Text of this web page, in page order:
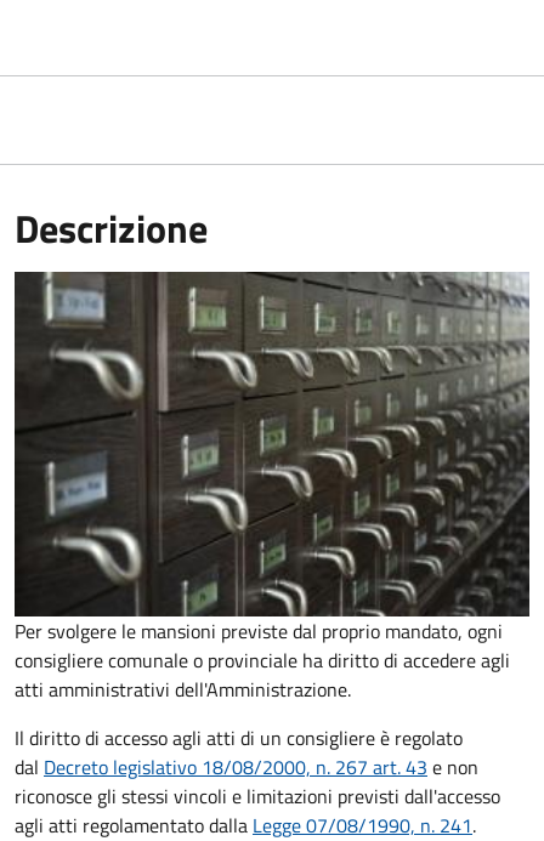
Descrizione
Per svolgere le mansioni previste dal proprio mandato, ogni
consigliere comunale o provinciale ha diritto di accedere agli
atti amministrativi dell'Amministrazione.
Il diritto di accesso agli atti di un consigliere è regolato
dal Decreto legislativo 18/08/2000, n. 267 art. 43 e non
riconosce gli stessi vincoli e limitazioni previsti dall'accesso
agli atti regolamentato dalla Legge 07/08/1990, n. 241.